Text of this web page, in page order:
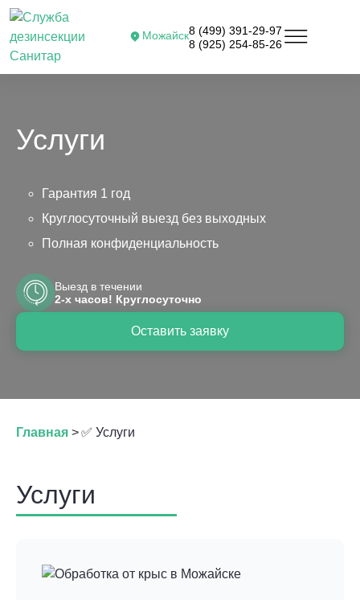
Можайск8 (499) 391-29-97
8 (925) 254-85-26
Услуги
Гарантия 1 год
Круглосуточный выезд без выходных
Полная конфиденциальность
Оставить заявку
Выезд в течении
2-х часов! Круглосуточно
Главная >✅ Услуги
Услуги